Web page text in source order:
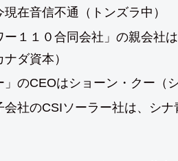
在音信不通（トンズラ中）
１１０合同会社」の親会社
ダ資本）
」のCEOはショーン・クー（シ
社のCSIソーラー社は、シ